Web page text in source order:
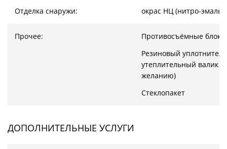
Отделка снаружи: окрас НЦ (нитро-эмаль)
Прочее:
Противосъёмные
Резиновый
утеплительный валик
желанию)
Стеклопакет
ДОПОЛНИТЕЛЬНЫЕ УСЛУГИ